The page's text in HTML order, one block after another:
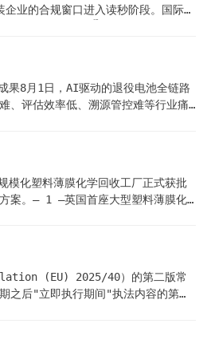
业的合规窗口进入读秒阶段。国际端
化剂连续循环5次活性稳定，无有害
8月1日，AI驱动的退役电池全链路
、评估效率低、溯源管控难等行业痛
万吨再生塑料颗粒，云浮新兴再添废
化塑料薄膜化学回收工厂正式获批
案。— 1 —英国首座大型塑料薄膜化
压力并存。而这座工厂的建成，正
(EU) 2025/40）的第二版常
之后"立即执行期间"执法内容的第十
为主） 30% 接触敏感型（非